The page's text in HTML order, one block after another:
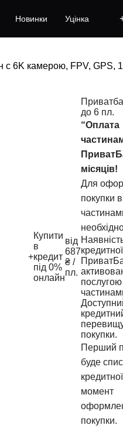
Новинки Уцінка
с 6K камерою, FPV, GPS,
+
Купити
в
кредит
під 0%
онлайн
від
687
₴ /
пл.
до 6 пл.
“Оплата
місяців!
Для
покупки
покупки.
Перший
буде
момент
покупки.